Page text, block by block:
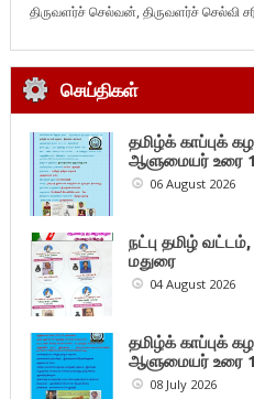
திருவளர்ச் செல்வன், திருவளர்ச் செல்வி
செய்திகள்
தமிழ்க்
ஆளுமையர் உரை
06 August 2026
நட்பு தமிழ்
மதுரை
04 August 2026
தமிழ்க்
ஆளுமையர் உரை
08 July 2026